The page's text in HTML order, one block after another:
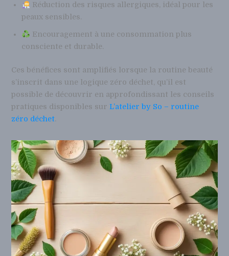
Réduction des risques allergiques, idéal pour les
peaux sensibles.
Encouragement à une consommation plus
consciente et durable.
Ces bénéfices sont amplifiés lorsque la routine beauté
s’inscrit dans une logique zéro déchet, qu’il est
possible de découvrir en approfondissant les conseils
pratiques disponibles surL’atelier by So – routine
zéro déchet.